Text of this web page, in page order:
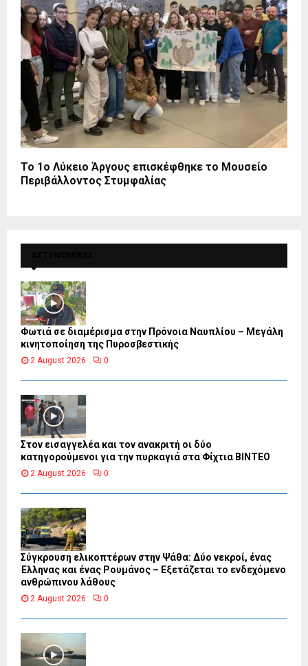
Το 1ο Λύκειο Άργους επισκέφθηκε το Μουσείο
Περιβάλλοντος Στυμφαλίας
Φωτιά σε διαμέρισμα στην Πρόνοια Ναυπλίου – Μεγάλη
κινητοποίηση της Πυροσβεστικής
2 August 2026 0
Στον εισαγγελέα και τον ανακριτή οι δύο
κατηγορούμενοι για την πυρκαγιά στα Φίχτια ΒΙΝΤΕΟ
2 August 2026 0
Σύγκρουση ελικοπτέρων στην Ψάθα: Δύο νεκροί, ένας
Έλληνας και ένας Ρουμάνος – Εξετάζεται το ενδεχόμενο
ανθρώπινου λάθους
2 August 2026 0